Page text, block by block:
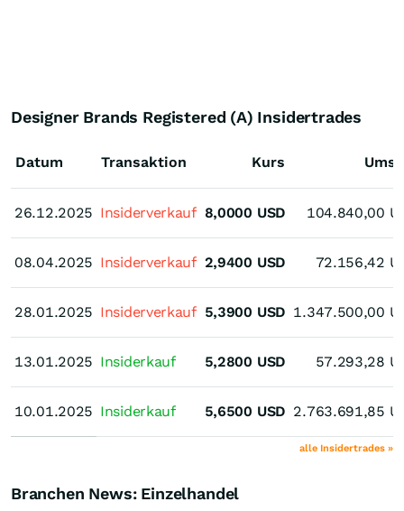
Designer Brands Registered (A) Insidertrades
Datum
26.12.2025
08.04.2025
28.01.2025
13.01.2025
10.01.2025
Transaktion Kurs
26.12.2025 Insiderverkauf 8,0000 USD 104.840,00
08.04.2025 Insiderverkauf 2,9400 USD 72.156,42
28.01.2025 Insiderverkauf 5,3900 USD 1.347.500,00
13.01.2025 Insiderkauf 5,2800 USD 57.293,28
10.01.2025 Insiderkauf 5,6500 USD 2.763.691,85
alle Insidertrades »
Branchen News: Einzelhandel